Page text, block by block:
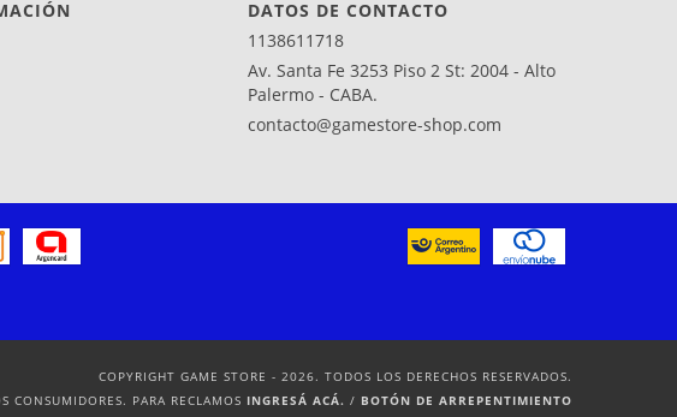
DATOS DE CONTACTO
1138611718
Av. Santa Fe 3253 Piso 2 St: 2004 - Alto
Palermo - CABA.
contacto@gamestore-shop.com
COPYRIGHT GAME STORE - 2026. TODOS LOS DERECHOS RESERVADOS.
CONSUMIDORES. PARA RECLAMOS INGRESÁ ACÁ. / BOTÓN DE ARREPENTIMIENTO